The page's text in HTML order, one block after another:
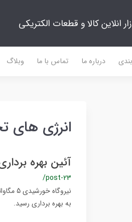
انلاین کالا و قطعات الکتریکی
درباره ما تماس با ما وبلاگ
انرژی های
آئین بهره برداری نیروگاه
/post-23
به بهره برداری رسید.